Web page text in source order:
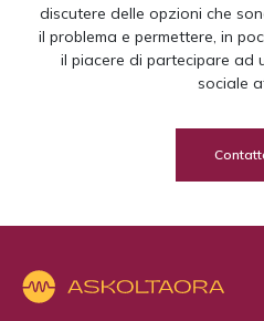
discutere delle opzioni che
il problema e permettere, in
il piacere di partecipare ad
sociale